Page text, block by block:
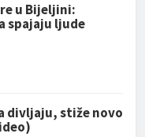
u Bijeljini:
spajaju ljude
divljaju, stiže novo